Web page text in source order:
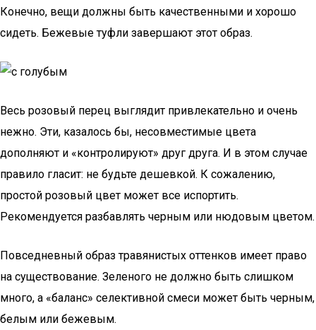
Конечно, вещи должны быть качественными и хорошо
сидеть. Бежевые туфли завершают этот образ.
Весь розовый перец выглядит привлекательно и очень
нежно. Эти, казалось бы, несовместимые цвета
дополняют и «контролируют» друг друга. И в этом случае
правило гласит: не будьте дешевкой. К сожалению,
простой розовый цвет может все испортить.
Рекомендуется разбавлять черным или нюдовым цветом.
Повседневный образ травянистых оттенков имеет право
на существование. Зеленого не должно быть слишком
много, а «баланс» селективной смеси может быть черным,
белым или бежевым.